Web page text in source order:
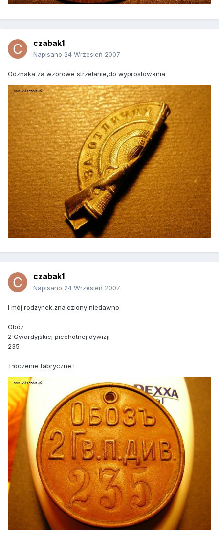
czabak1
Napisano 24 Wrzesień 2007
Odznaka za wzorowe strzelanie,do wyprostowania.
czabak1
Napisano 24 Wrzesień 2007
I mój rodzynek,znaleziony niedawno.
Obóz
2 Gwardyjskiej piechotnej dywizji
235
Tłoczenie fabryczne !